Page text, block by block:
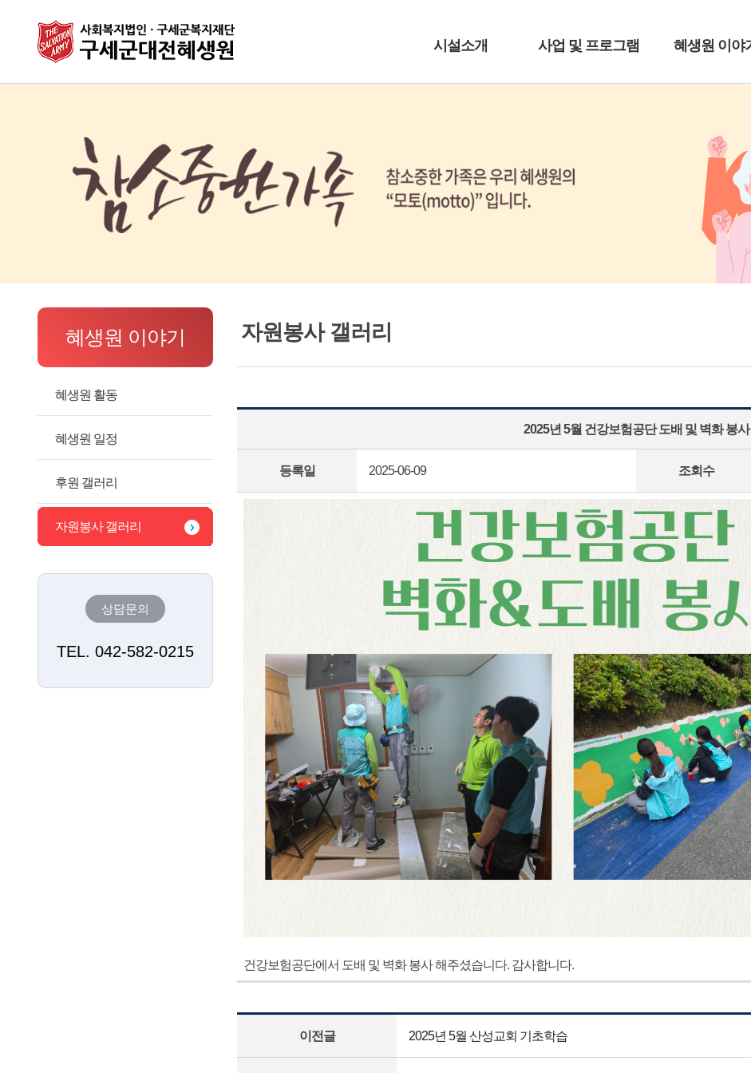
시설소개 사업 및 프로그램 혜생원 이야
혜생원 이야기
혜생원 활동
혜생원 일정
후원 갤러리
자원봉사 갤러리
상담문의
TEL. 042-582-0215
자원봉사 갤러리
2025년 5월 건강보험공단 도배 및 벽화 봉사
등록일 2025-06-09 조회수
건강보험공단에서 도배 및 벽화 봉사 해주셨습니다. 감사합니다.
이전글 2025년 5월 산성교회 기초학습